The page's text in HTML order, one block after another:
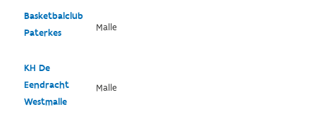
Basketbalclub
Paterkes
Malle
KH De
Eendracht
Westmalle
Malle